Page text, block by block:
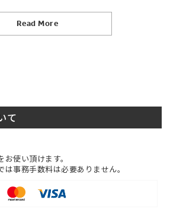
Read More
て
使い頂けます。
事務手数料は必要ありません。